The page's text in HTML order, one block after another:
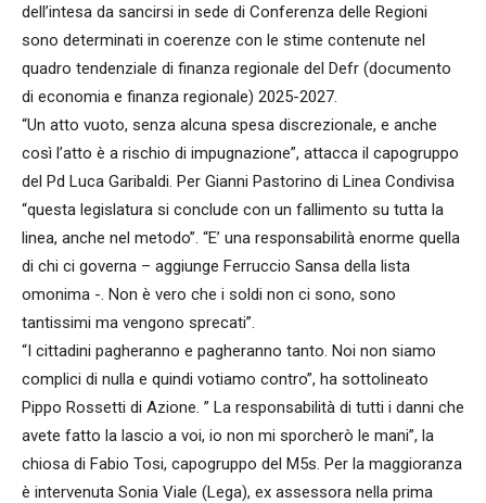
dell’intesa da sancirsi in sede di Conferenza delle Regioni
sono determinati in coerenze con le stime contenute nel
quadro tendenziale di finanza regionale del Defr (documento
di economia e finanza regionale) 2025-2027.
“Un atto vuoto, senza alcuna spesa discrezionale, e anche
così l’atto è a rischio di impugnazione”, attacca il capogruppo
del Pd Luca Garibaldi. Per Gianni Pastorino di Linea Condivisa
“questa legislatura si conclude con un fallimento su tutta la
linea, anche nel metodo”. “E’ una responsabilità enorme quella
di chi ci governa – aggiunge Ferruccio Sansa della lista
omonima -. Non è vero che i soldi non ci sono, sono
tantissimi ma vengono sprecati”.
“I cittadini pagheranno e pagheranno tanto. Noi non siamo
complici di nulla e quindi votiamo contro”, ha sottolineato
Pippo Rossetti di Azione. ” La responsabilità di tutti i danni che
avete fatto la lascio a voi, io non mi sporcherò le mani”, la
chiosa di Fabio Tosi, capogruppo del M5s. Per la maggioranza
è intervenuta Sonia Viale (Lega), ex assessora nella prima